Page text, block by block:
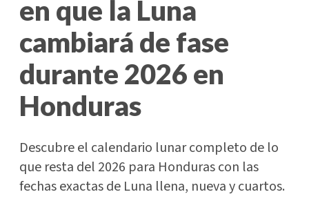
en que la Luna
cambiará de fase
durante 2026 en
Honduras
Descubre el calendario lunar completo de lo
que resta del 2026 para Honduras con las
fechas exactas de Luna llena, nueva y cuartos.